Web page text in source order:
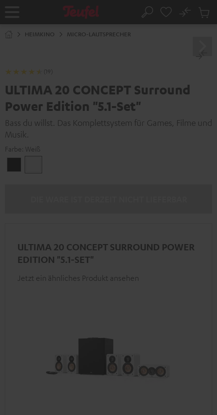
Startseite Suche
No
HEIMKINO MICRO-LAUTSPRECHER
(19)
ULTIMA 20 CONCEPT Surround
Power Edition "5.1-Set"
Bass du willst. Das Komplettsystem für Games, Filme und
Musik.
Farbe: Weiß
ULTIMA 20 CONCEPT SURROUND POWER
EDITION "5.1-SET"
Jetzt ein ähnliches Produkt ansehen